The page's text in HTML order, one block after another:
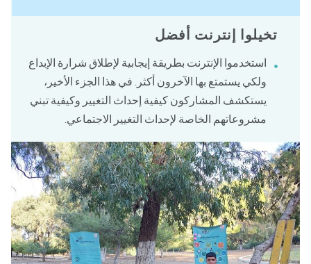
تخيلوا إنترنت أفضل
استخدموا الإنترنت بطريقة إيجابية لإطلاق شرارة الإبداع
ولكي يستمتع بها الآخرون أكثر. في هذا الجزء الأخير،
يستكشف المشاركون كيفية إحداث التغيير وكيفية تبني
مشروعاتهم الخاصة لإحداث التغيير الاجتماعي.